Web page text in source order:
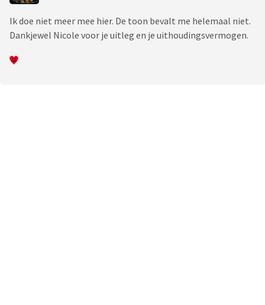
Ik doe niet meer mee hier. De toon bevalt me helemaal niet.
Dankjewel Nicole voor je uitleg en je uithoudingsvermogen.